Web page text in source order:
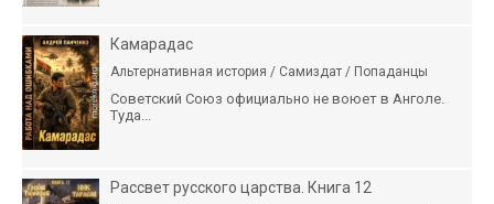
Камарадас
Альтернативная история / Самиздат / Попаданцы
Советский Союз официально не воюет в Анголе.
Туда...
Рассвет русского царства. Книга 12